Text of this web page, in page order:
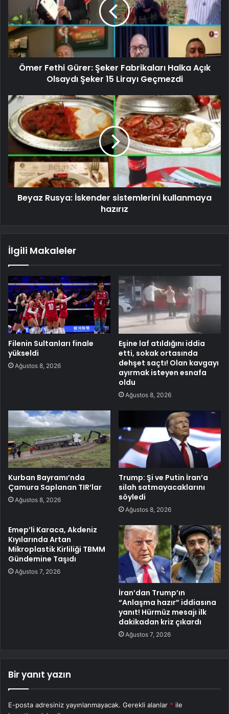
Ömer Fethi Gürer: Şeker Fabrikaları Halka Açık
Olsaydı Şeker 15 Lirayı Geçmezdi
Beyaz Rusya: İskender sistemlerini kullanmaya
hazırız
İlgili Makaleler
Filenin Sultanları finale
yükseldi
Ağustos 8, 2026
Eşine laf atıldığını iddia
etti, sokak ortasında
dehşet saçtı! Olan kavgayı
ayırmak isteyen esnafa
oldu
Ağustos 8, 2026
Kurban Bayramı’nda
Çamura Saplanan TIR’lar
Ağustos 8, 2026
Trump: Şi ve Putin İran’a
silah satmayacaklarını
söyledi
Ağustos 8, 2026
Emep’li Karaca, Akdeniz
Kıyılarında Artan
Mikroplastik Kirliliği TBMM
Gündemine Taşıdı
Ağustos 7, 2026
İran’dan Trump’ın
“Anlaşma hazır” iddiasına
yanıt! Hürmüz mesajı ilk
dakikadan kriz çıkardı
Ağustos 7, 2026
Bir yanıt yazın
E-posta adresiniz yayınlanmayacak. Gerekli alanlar * ile